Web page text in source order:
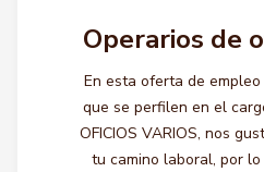
Operarios de
En esta oferta de
que se perfilen en el
OFICIOS VARIOS, nos
tu camino laboral, por